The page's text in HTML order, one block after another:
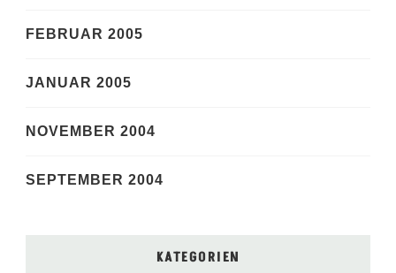
FEBRUAR 2005
JANUAR 2005
NOVEMBER 2004
SEPTEMBER 2004
KATEGORIEN